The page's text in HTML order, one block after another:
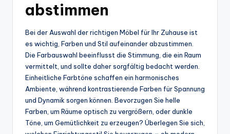
abstimmen
Bei der Auswahl der richtigen Möbel für Ihr Zuhause ist
es wichtig, Farben und Stil aufeinander abzustimmen.
Die Farbauswahl beeinflusst die Stimmung, die ein Raum
vermittelt, und sollte daher sorgfältig bedacht werden.
Einheitliche Farbtöne schaffen ein harmonisches
Ambiente, während kontrastierende Farben für Spannung
und Dynamik sorgen können. Bevorzugen Sie helle
Farben, um Räume optisch zu vergrößern, oder dunkle
Töne, um Gemütlichkeit zu erzeugen? Überlegen Sie sich,